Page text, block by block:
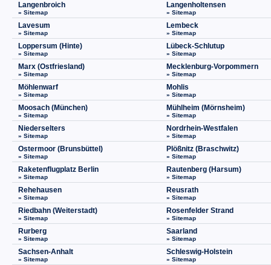
Langenbroich
» Sitemap
Langenholtensen
» Sitemap
Lavesum
» Sitemap
Lembeck
» Sitemap
Loppersum (Hinte)
» Sitemap
Lübeck-Schlutup
» Sitemap
Marx (Ostfriesland)
» Sitemap
Mecklenburg-Vorpommern
» Sitemap
Möhlenwarf
» Sitemap
Mohlis
» Sitemap
Moosach (München)
» Sitemap
Mühlheim (Mörnsheim)
» Sitemap
Niederselters
» Sitemap
Nordrhein-Westfalen
» Sitemap
Ostermoor (Brunsbüttel)
» Sitemap
Plößnitz (Braschwitz)
» Sitemap
Raketenflugplatz Berlin
» Sitemap
Rautenberg (Harsum)
» Sitemap
Rehehausen
» Sitemap
Reusrath
» Sitemap
Riedbahn (Weiterstadt)
» Sitemap
Rosenfelder Strand
» Sitemap
Rurberg
» Sitemap
Saarland
» Sitemap
Sachsen-Anhalt
» Sitemap
Schleswig-Holstein
» Sitemap